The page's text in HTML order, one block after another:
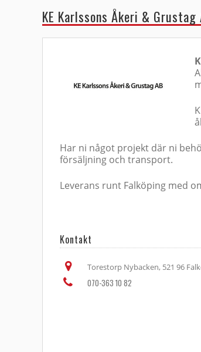
KE Karlssons Åkeri & Grustag
Har ni något projekt där ni
försäljning och transport.
Leverans runt Falköping med
Kontakt
Torestorp Nybacken, 521 96
070-363 10 82